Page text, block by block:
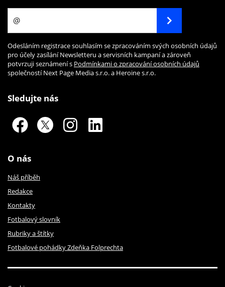
Odesláním registrace souhlasím se zpracováním svých osobních údajů
pro účely zasílání Newsletteru a servisních kampaní a zároveň
potvrzuji seznámení s Podmínkami o zpracování osobních údajů
společností Next Page Media s.r.o. a Heroine s.r.o.
Sledujte nás
O nás
Náš příběh
Redakce
Kontakty
Fotbalový slovník
Rubriky a štítky
Fotbalové pohádky Zdeňka Folprechta